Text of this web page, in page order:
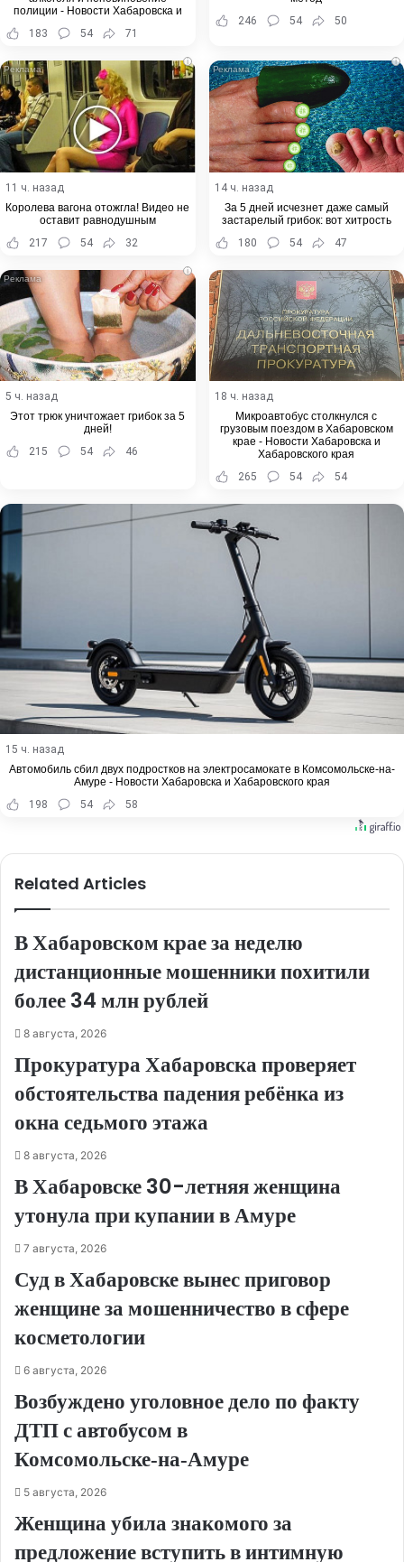
полиции - Новости Хабаровска и
183 54 71
246
54 50
i
11 ч. назад
Королева вагона отожгла! Видео не
оставит равнодушным
217
54 32
i
14 ч. назад
За 5 дней исчезнет даже самый
застарелый грибок: вот хитрость
180
54 47
i
5 ч. назад
Этот трюк уничтожает грибок за 5
дней!
215
54 46
18 ч. назад
Микроавтобус столкнулся с
грузовым поездом в Хабаровском
крае - Новости Хабаровска и
Хабаровского края
265
54 54
15 ч. назад
Автомобиль сбил двух подростков на электросамокате в Комсомольске-на-
Амуре - Новости Хабаровска и Хабаровского края
198
54 58
Related Articles
В Хабаровском крае за неделю
дистанционные мошенники похитили
более 34 млн рублей
8 августа, 2026
Прокуратура Хабаровска проверяет
обстоятельства падения ребёнка из
окна седьмого этажа
8 августа, 2026
В Хабаровске 30-летняя женщина
утонула при купании в Амуре
7 августа, 2026
Суд в Хабаровске вынес приговор
женщине за мошенничество в сфере
косметологии
6 августа, 2026
Возбуждено уголовное дело по факту
ДТП с автобусом в
Комсомольске‑на‑Амуре
5 августа, 2026
Женщина убила знакомого за
предложение вступить в интимную